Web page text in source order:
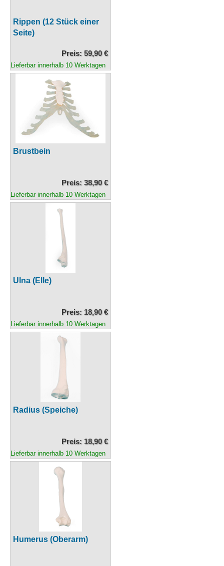
Rippen (12 Stück einer
Seite)
Preis: 59,90 €
Lieferbar innerhalb 10 Werktagen
Brustbein
Preis: 38,90 €
Lieferbar innerhalb 10 Werktagen
Ulna (Elle)
Preis: 18,90 €
Lieferbar innerhalb 10 Werktagen
Radius (Speiche)
Preis: 18,90 €
Lieferbar innerhalb 10 Werktagen
Humerus (Oberarm)